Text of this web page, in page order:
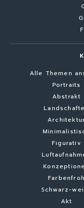
Alle Themen
Portraits
Abstrakt
Figurativ
Farbenfroh
Schwarz-
Akt